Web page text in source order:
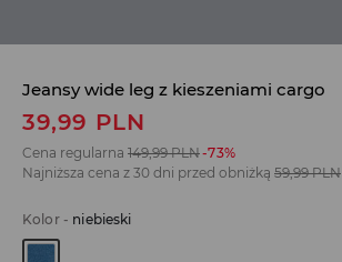
Jeansy wide leg z kieszeniami cargo
39,99 PLN
Cena regularna 149,99 PLN-73%
Najniższa cena z 30 dni przed obniżką 59,99 PLN
Kolor- niebieski